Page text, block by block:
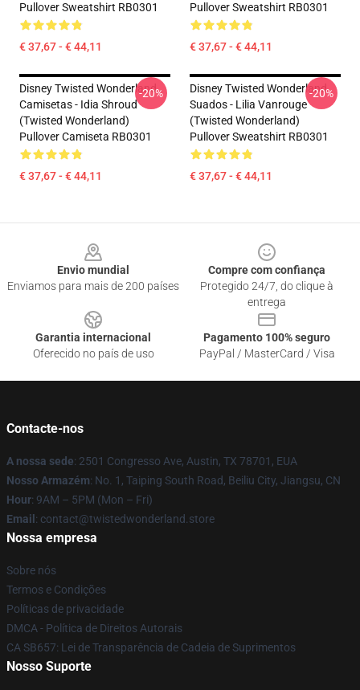
Pullover Sweatshirt RB0301
€ 37,67 - € 44,11
Pullover Sweatshirt RB0301
€ 37,67 - € 44,11
Disney Twisted Wonderland
Camisetas - Idia Shroud
(Twisted Wonderland)
Pullover Camiseta RB0301
€ 37,67 - € 44,11
-20%
Disney Twisted Wonderland
Suados - Lilia Vanrouge
(Twisted Wonderland)
Pullover Sweatshirt RB0301
€ 37,67 - € 44,11
-20%
Envio mundial
Enviamos para mais de 200 países
Compre com confiança
Protegido 24/7, do clique à
entrega
Garantia internacional
Oferecido no país de uso
Pagamento 100% seguro
PayPal / MasterCard / Visa
Contacte-nos
A nossa sede: 2501 Congresso Ave, Austin, TX 78701, EUA
Nosso Armazém: No. 1, Taiping South Road, Beiliu City, Jiangsu, CN
Hour: 9AM – 5PM (Mon – Fri)
Email : contact@twistedwonderland.store
Nossa empresa
Sobre nós
Termos e Condições
Políticas de privacidade
DMCA - Política de Direitos Autorais
CA SB657: Lei de Transparência de Cadeia de Suprimentos
Nosso Suporte